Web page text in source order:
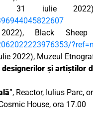
iulie 2022),
Black Sheep
2022), Muzeul
și artiștilor
”, Reactor, Iulius Parc,
House, ora 17.00